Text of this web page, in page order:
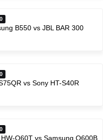
B550 vs JBL BAR 300
vs Sony HT-S40R
Q60T vs Samsung Q600B